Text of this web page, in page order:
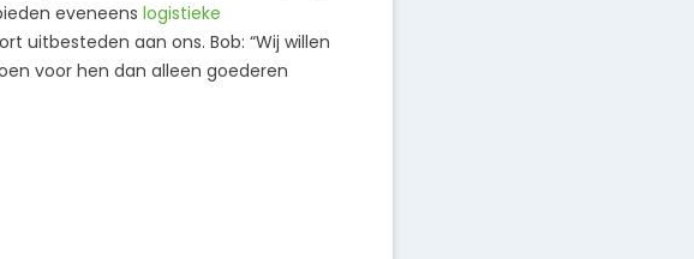
eveneens logistieke
uitbesteden aan ons. Bob: “Wij willen
voor hen dan alleen goederen